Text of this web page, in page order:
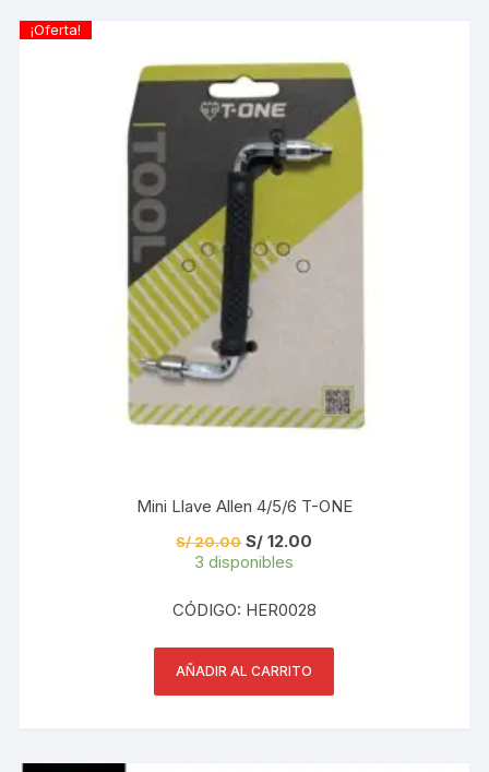
¡Oferta!
Mini Llave Allen 4/5/6 T-ONE
S/20.00 El
precio
original
S/ 20.00.
S/ 12.00
S/ 12.00.
3 disponibles
CÓDIGO: HER0028
AÑADIR AL CARRITO